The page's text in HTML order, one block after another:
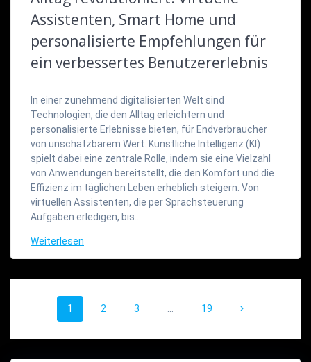
Assistenten, Smart Home und
personalisierte Empfehlungen für
ein verbessertes Benutzererlebnis
In einer zunehmend digitalisierten Welt sind
Technologien, die den Alltag erleichtern und
personalisierte Erlebnisse bieten, für Endverbraucher
von unschätzbarem Wert. Künstliche Intelligenz (KI)
spielt dabei eine zentrale Rolle, indem sie eine Vielzahl
von Anwendungen bereitstellt, die den Komfort und die
Effizienz im täglichen Leben erheblich steigern. Von
virtuellen Assistenten, die per Sprachsteuerung
Aufgaben erledigen, bis…
Weiterlesen
Beitragsnavigation
Seite
1 Seite
2 Seite
3 Seite
19